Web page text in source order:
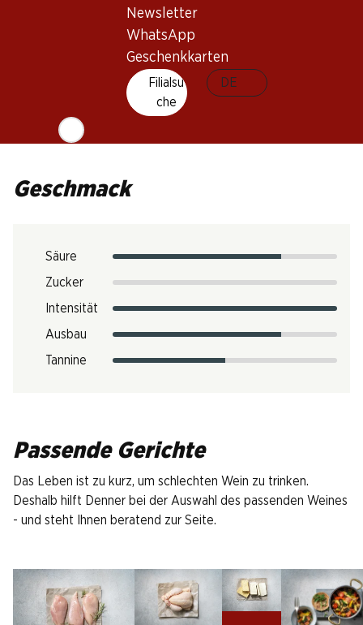
Newsletter
WhatsApp
Geschenkkarten
Filialsu
che
DE
Trinktemperatur
CO2-Fussabdruck
1028149
Geschmack
Säure
Zucker
Intensität
Ausbau
Tannine
Passende Gerichte
Das Leben ist zu kurz, um schlechten Wein zu trinken.
Deshalb hilft Denner bei der Auswahl des passenden Weines
- und steht Ihnen beratend zur Seite.